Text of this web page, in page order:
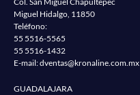
Miguel Hidalgo, 11850
Teléfono:
55 5516-5565
55 5516-1432
E-mail:dventas@kronaline.com.mx
GUADALAJARA